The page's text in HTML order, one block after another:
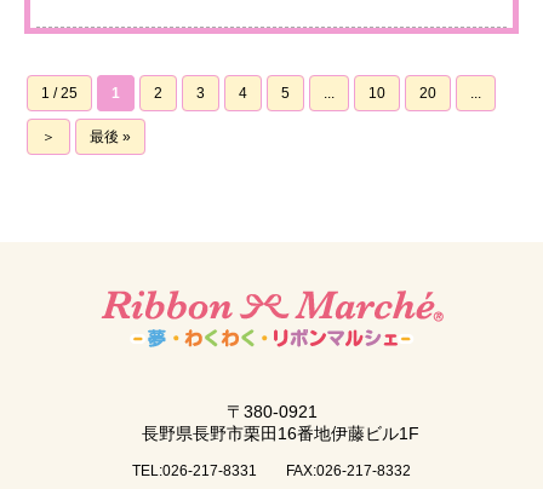
1 / 25 1 2 3 4 5 ... 10 20 ...
＞ 最後 »
〒380-0921
長野県長野市栗田16番地伊藤ビル1F
TEL:026-217-8331 FAX:026-217-8332